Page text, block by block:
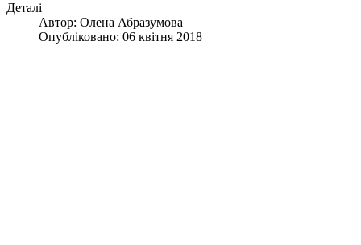
Деталі
Автор: Олена Абразумова
Опубліковано: 06 квітня 2018